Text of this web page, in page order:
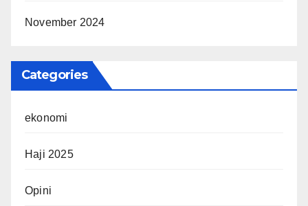
November 2024
Categories
ekonomi
Haji 2025
Opini